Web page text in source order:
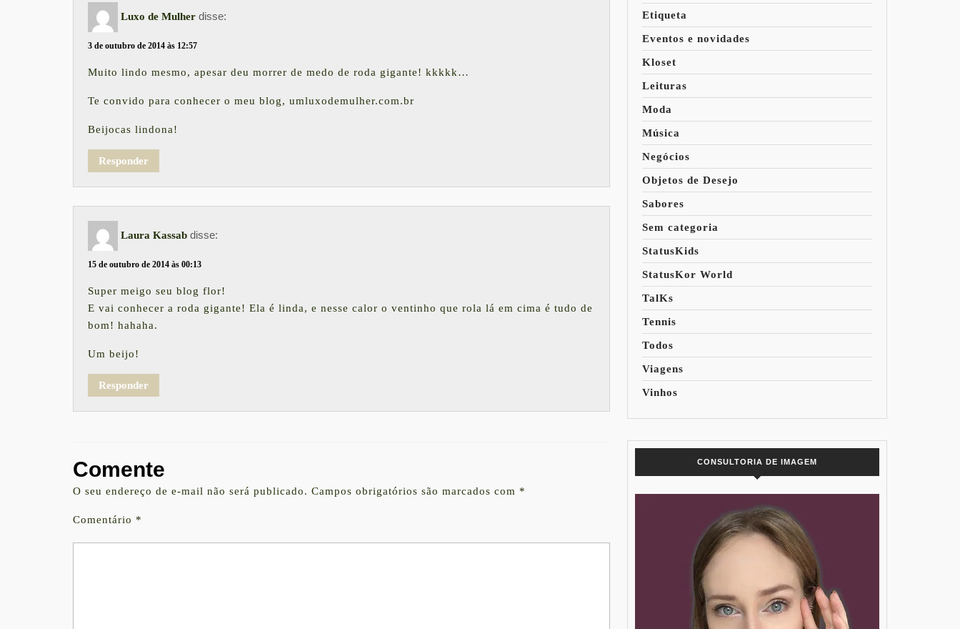
Luxo de Mulher disse:
3 de outubro de 2014 às 12:57
Muito lindo mesmo, apesar deu morrer de medo de roda gigante! kkkkk…
Te convido para conhecer o meu blog, umluxodemulher.com.br
Beijocas lindona!
Responder
Laura Kassab disse:
15 de outubro de 2014 às 00:13
Super meigo seu blog flor!
E vai conhecer a roda gigante! Ela é linda, e nesse calor o ventinho que rola lá em cima é tudo de
bom! hahaha.
Um beijo!
Responder
Comente
O seu endereço de e-mail não será publicado. Campos obrigatórios são marcados com *
Comentário *
Etiqueta
Eventos e novidades
Kloset
Leituras
Moda
Música
Negócios
Objetos de Desejo
Sabores
Sem categoria
StatusKids
StatusKor World
TalKs
Tennis
Todos
Viagens
Vinhos
CONSULTORIA DE IMAGEM